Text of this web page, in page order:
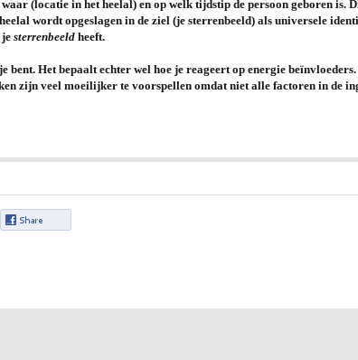
(locatie in het heelal) en op welk tijdstip de persoon geboren is.
wordt opgeslagen in de ziel (je sterrenbeeld) als universele
sterrenbeeld heeft.
je bent. Het bepaalt echter wel hoe je reageert op energie beïnvloeders.
zijn veel moeilijker te voorspellen omdat niet alle factoren in de